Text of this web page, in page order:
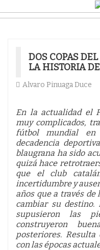
DOS COPAS
LA HISTORIA
Alvaro Pinuaga Duce
En la actualidad el
muy complicados,
fútbol mundial en
decadencia
blaugrana ha sido
quizá hace
que el club
incertidumbre y
años que a través de
cambiar su destino.
supusieron las
construyeron
posteriores.
con las épocas